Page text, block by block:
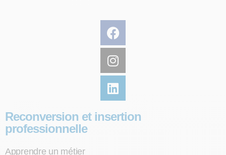
Reconversion et insertion
professionnelle
Apprendre un métier